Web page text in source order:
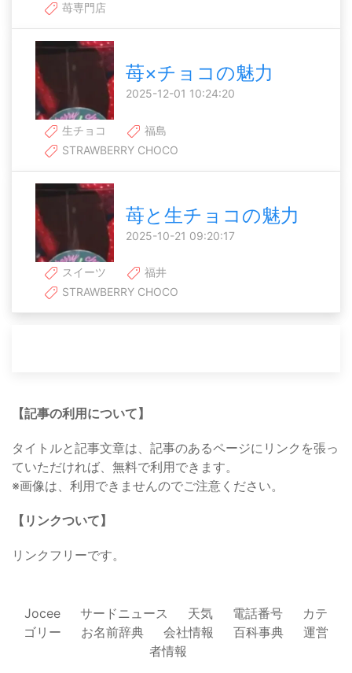
苺専門店
苺×チョコの魅力
2025-12-01 10:24:20
生チョコ
福島
STRAWBERRY CHOCO
苺と生チョコの魅力
2025-10-21 09:20:17
スイーツ
福井
STRAWBERRY CHOCO
【記事の利用について】
タイトルと記事文章は、記事のあるページにリンクを張っ
ていただければ、無料で利用できます。
※画像は、利用できませんのでご注意ください。
【リンクついて】
リンクフリーです。
Jocee サードニュース 天気 電話番号
カテ
ゴリー
お名前辞典 会社情報 百科事典
運営
者情報